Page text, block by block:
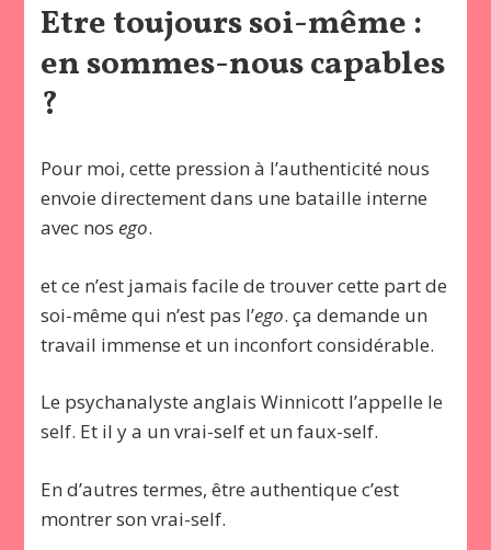
Etre toujours soi-même :
en sommes-nous capables
?
Pour moi, cette pression à l’authenticité nous
envoie directement dans une bataille interne
avec nosego.
et ce n’est jamais facile de trouver cette part de
soi-même qui n’est pas l’ego. ça demande un
travail immense et un inconfort considérable.
Le psychanalyste anglais Winnicott l’appelle le
self. Et il y a un vrai-self et un faux-self.
En d’autres termes, être authentique c’est
montrer son vrai-self.